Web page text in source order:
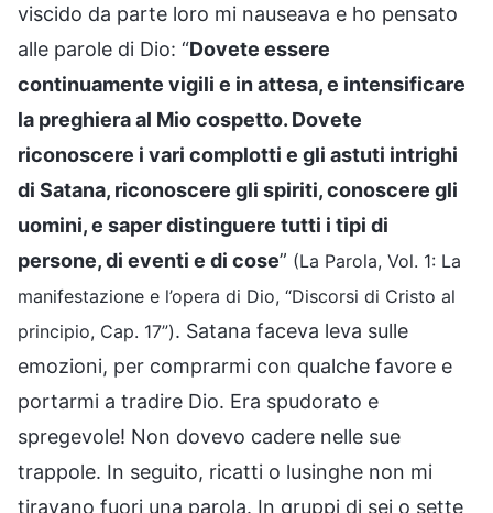
viscido da parte loro mi nauseava e ho pensato
alle parole di Dio: “Dovete essere
continuamente vigili e in attesa, e intensificare
la preghiera al Mio cospetto. Dovete
riconoscere i vari complotti e gli astuti intrighi
di Satana, riconoscere gli spiriti, conoscere gli
uomini, e saper distinguere tutti i tipi di
persone, di eventi e di cose” (La Parola, Vol. 1: La
manifestazione e l’opera di Dio, “Discorsi di Cristo al
principio, Cap. 17”). Satana faceva leva sulle
emozioni, per comprarmi con qualche favore e
portarmi a tradire Dio. Era spudorato e
spregevole! Non dovevo cadere nelle sue
trappole. In seguito, ricatti o lusinghe non mi
tiravano fuori una parola. In gruppi di sei o sette